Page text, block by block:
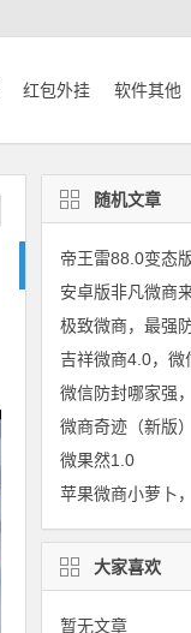
红包外挂 软件其他
随机文章
帝王雷88.0变态
安卓版非凡微商
极致微商，最强
吉祥微商4.0，
微信防封哪家强
微商奇迹（新版
微果然1.0
苹果微商小萝卜
大家喜欢
暂无文章